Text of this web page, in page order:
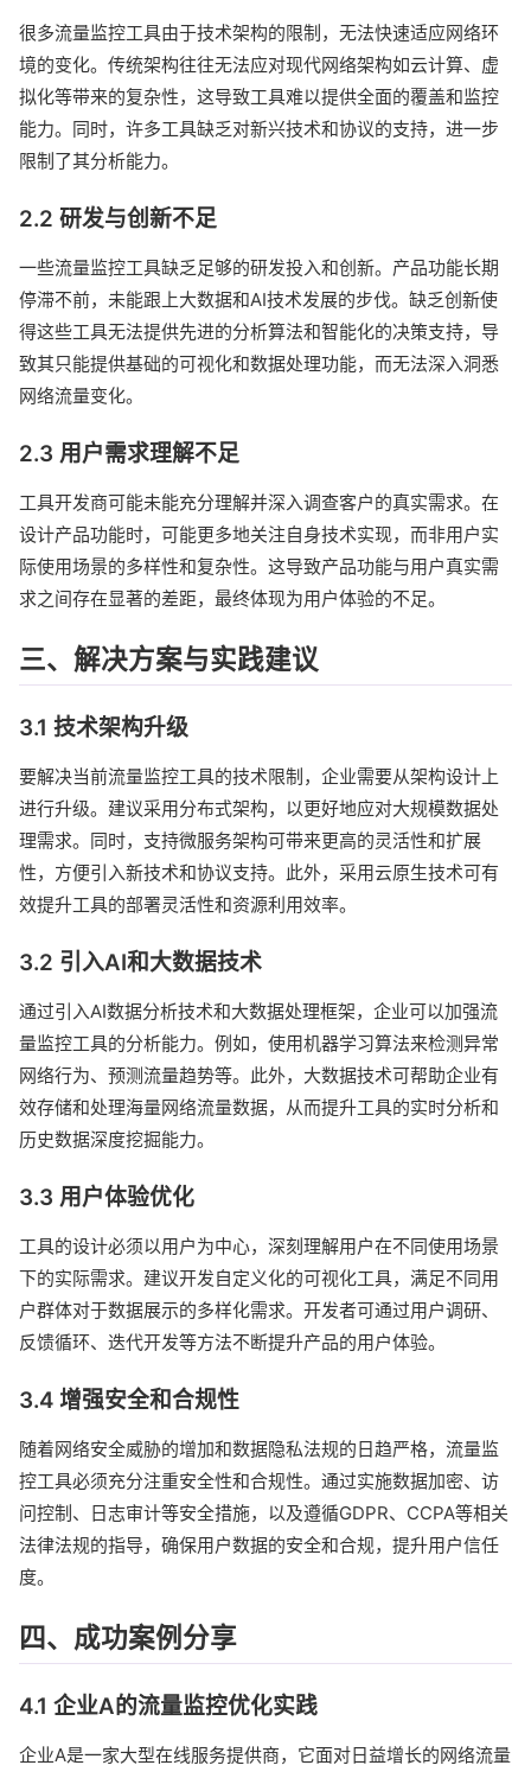
很多流量监控工具由于技术架构的限制，无法快速适应网络环
境的变化。传统架构往往无法应对现代网络架构如云计算、虚
拟化等带来的复杂性，这导致工具难以提供全面的覆盖和监控
能力。同时，许多工具缺乏对新兴技术和协议的支持，进一步
限制了其分析能力。
2.2 研发与创新不足
一些流量监控工具缺乏足够的研发投入和创新。产品功能长期
停滞不前，未能跟上大数据和AI技术发展的步伐。缺乏创新使
得这些工具无法提供先进的分析算法和智能化的决策支持，导
致其只能提供基础的可视化和数据处理功能，而无法深入洞悉
网络流量变化。
2.3 用户需求理解不足
工具开发商可能未能充分理解并深入调查客户的真实需求。在
设计产品功能时，可能更多地关注自身技术实现，而非用户实
际使用场景的多样性和复杂性。这导致产品功能与用户真实需
求之间存在显著的差距，最终体现为用户体验的不足。
三、解决方案与实践建议
3.1 技术架构升级
要解决当前流量监控工具的技术限制，企业需要从架构设计上
进行升级。建议采用分布式架构，以更好地应对大规模数据处
理需求。同时，支持微服务架构可带来更高的灵活性和扩展
性，方便引入新技术和协议支持。此外，采用云原生技术可有
效提升工具的部署灵活性和资源利用效率。
3.2 引入AI和大数据技术
通过引入AI数据分析技术和大数据处理框架，企业可以加强流
量监控工具的分析能力。例如，使用机器学习算法来检测异常
网络行为、预测流量趋势等。此外，大数据技术可帮助企业有
效存储和处理海量网络流量数据，从而提升工具的实时分析和
历史数据深度挖掘能力。
3.3 用户体验优化
工具的设计必须以用户为中心，深刻理解用户在不同使用场景
下的实际需求。建议开发自定义化的可视化工具，满足不同用
户群体对于数据展示的多样化需求。开发者可通过用户调研、
反馈循环、迭代开发等方法不断提升产品的用户体验。
3.4 增强安全和合规性
随着网络安全威胁的增加和数据隐私法规的日趋严格，流量监
控工具必须充分注重安全性和合规性。通过实施数据加密、访
问控制、日志审计等安全措施，以及遵循GDPR、CCPA等相关
法律法规的指导，确保用户数据的安全和合规，提升用户信任
度。
四、成功案例分享
4.1 企业A的流量监控优化实践
企业A是一家大型在线服务提供商，它面对日益增长的网络流量